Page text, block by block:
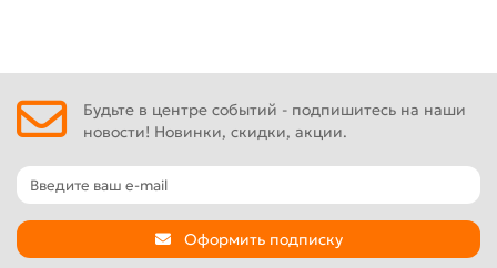
Будьте в центре событий - подпишитесь на наши
новости! Новинки, скидки, акции.
Оформить подписку